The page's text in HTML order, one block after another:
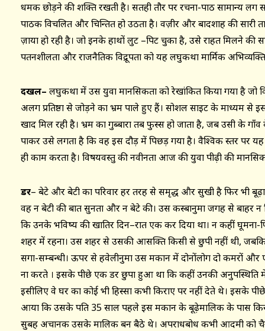
धमक छोड़ने की शक्ति रखती है। सतही तौर पर रचना-पाठ सामान्य
पाठक विचलित और चिन्तित हो उठता है। वज़ीर और बादशाह की सारी
ज़ाया हो रही है। जो इनके हाथों लुट –पिट चुका है, उसे राहत मिलने की
पतनशीलता और राजनैतिक विद्रूपता को यह लघुकथा मार्मिक अभिव्यक्ति
दखल– लघुकथा में उस युवा मानसिकता को रेखांकित किया गया है जो
अलग प्रतिष्ठा से जोड़ने का भ्रम पाले हुए हैं। सोशल साइट के माध्यम से
खाद मिल रही है। भ्रम का गुब्बारा तब फुस्स हो जाता है, जब उसी के
पाकर उसे लगता है कि वह इस दौड़ में पिछड़ गया है। वैश्विक स्तर पर
ही काम करता है। विषयवस्तु की नवीनता आज की युवा पीढ़ी की
डर– बेटे और बेटी का परिवार हर तरह से समृद्ध और सुखी है फिर भी
वह न बेटी की बात सुनता और न बेटे की। उस कस्बानुमा जगह से बाहर न
कि उनके भविष्य की खातिर दिन–रात एक कर दिया था। न कहीं घूमना-
शहर में रहना। उस शहर से उसकी आसक्ति किसी से छुपी नहीं थी, जबकि
सगा-सम्बन्धी। ऊपर से हवेलीनुमा उस मकान में दोनोंलोग दो कमरों
ना करते । इसके पीछे एक डर छुपा हुआ था कि कहीं उनकी अनुपस्थिति
इसीलिए वे घर का कोई भी हिस्सा कभी किराए पर नहीं देते थे। इसके
आया कि उसके पति 35 साल पहले इस मकान के बूढ़ेमालिक के पास
सुबह अचानक उसके मालिक बन बैठे थे। अपराधबोध कभी आदमी को चैन